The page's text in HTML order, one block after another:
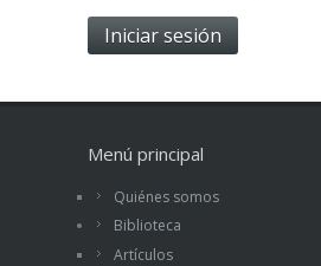
Menú principal
Quiénes somos
Biblioteca
Artículos